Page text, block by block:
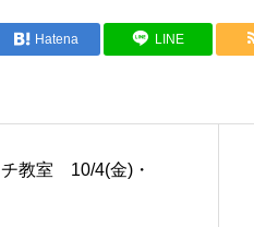
Hatena LINE
チ教室 10/4(金)・